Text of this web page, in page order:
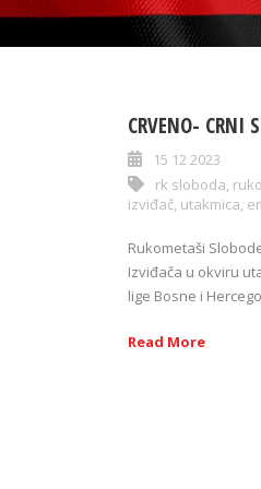
CRVENO- CRNI
15 12 2023
rk sloboda,
izviđač, utakmica,
Rukometaši
Izviđača u okviru
lige Bosne i
Read More